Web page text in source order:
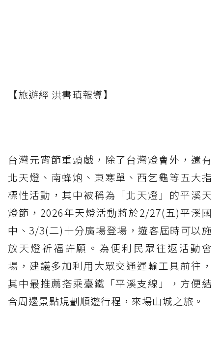
【旅遊經 洪書瑱報導】
台灣元宵節重頭戲，除了台灣燈會外，還有
北天燈、南蜂炮、東寒單、西乞龜等五大指
標性活動，其中被稱為「北天燈」的平溪天
燈節，2026年天燈活動將於2/27(五)平溪國
中、3/3(二)十分廣場登場，遊客屆時可以施
放天燈祈福許願。為便利民眾往返活動會
場，建議多加利用大眾交通運輸工具前往，
其中最推薦搭乘臺鐵「平溪支線」，方便結
合周邊景點規劃順遊行程，來場山城之旅。